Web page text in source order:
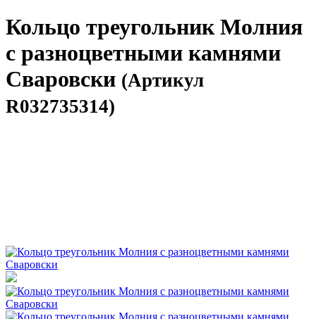
Кольцо треугольник Молния
с разноцветными камнями
Сваровски (Артикул
R032735314)